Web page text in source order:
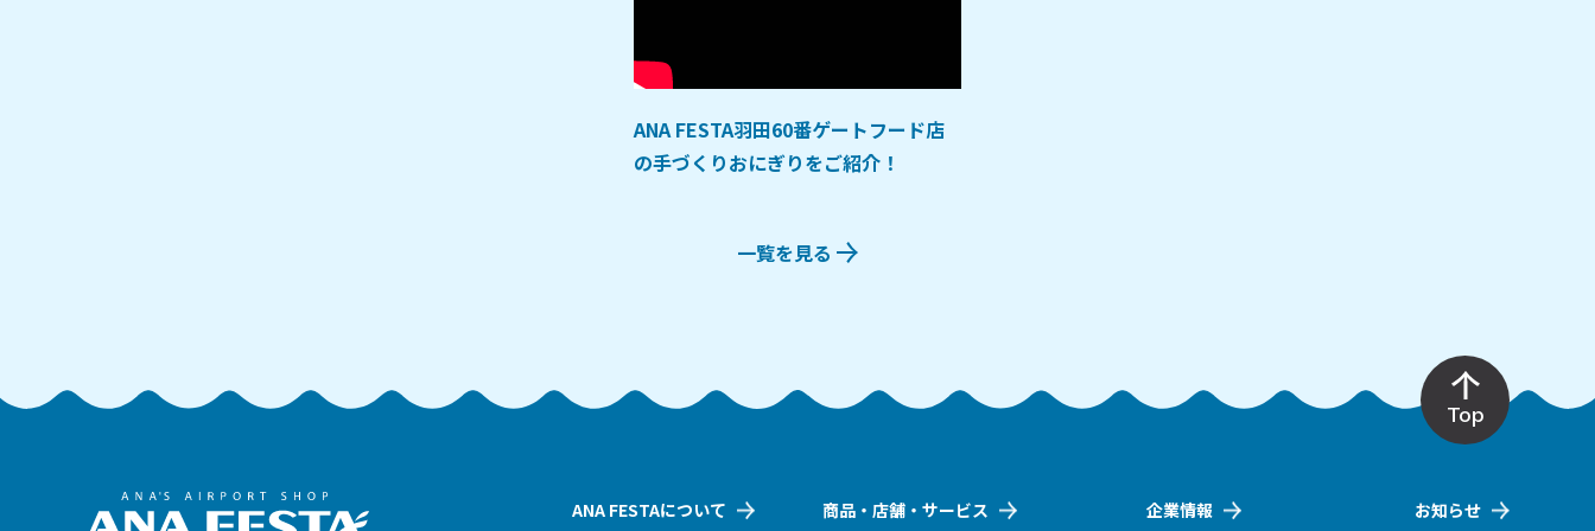
ANA FESTA羽田60番ゲートフード店
の手づくりおにぎりをご紹介！
一覧を見る
Top
ANA FESTAについて 商品・店舗・サービス 企業情報 お知らせ